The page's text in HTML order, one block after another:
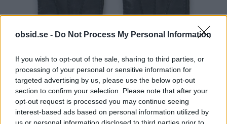
obsid.se - Do Not Process My Personal Information
If you wish to opt-out of the sale, sharing to third parties, or
processing of your personal or sensitive information for
targeted advertising by us, please use the below opt-out
section to confirm your selection. Please note that after your
opt-out request is processed you may continue seeing
interest-based ads based on personal information utilized by
Skinnhandskar med kashmir. Underbart!